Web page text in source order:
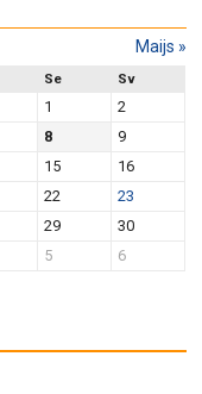
Maijs »
Se Sv
1
2
8
9
15
16
22
23
29
30
5 6